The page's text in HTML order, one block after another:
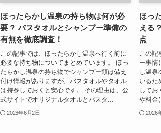
ほったらかし温泉の持ち物は何が必
要？ バスタオルとシャンプー準備の
有無を徹底調査！
この記事では、ほったらかし温泉へ行く前に
必要な持ち物についてまとめています。 ほっ
たらかし温泉の持ち物でシャンプー類は備え
付け情報がありますが、バスタオルやタオル
は持参しておくと安心です。 その理由は、公
式サイトでオリジナルタオルとバスタ...
2026年6月2日
ほっ
える
点
この記
ー事情
し温泉
いるた
してお
や料金
2026